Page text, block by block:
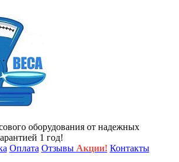
оборудования от надежных
1 год!
Оплата Отзывы Акции! Контакты